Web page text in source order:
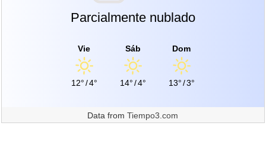
Parcialmente nublado
Vie
12°/4°
Sáb
14°/4°
Dom
13°/3°
Data fromTiempo3.com